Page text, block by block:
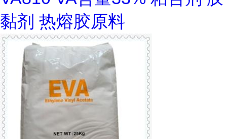
黏剂 热熔胶原料